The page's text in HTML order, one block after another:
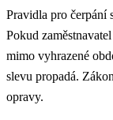
Pravidla pro čerpání
Pokud
mimo vyhrazené
slevu propadá.
opravy.